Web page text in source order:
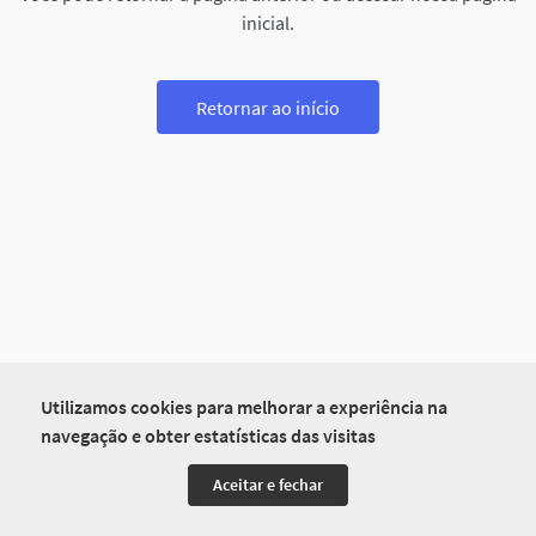
Utilizamos cookies para melhorar a experiência na
navegação e obter estatísticas das visitas
Aceitar e fechar
inicial.
Retornar ao início